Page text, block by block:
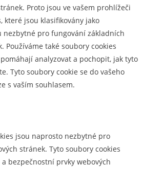
Proto jsou ve vašem prohlížeči
které jsou klasifikovány jako
nezbytné pro fungování základních
Používáme také soubory cookies
analyzovat a pochopit, jak tyto
Tyto soubory cookie se do vašeho
s vaším souhlasem.
jsou naprosto nezbytné pro
stránek. Tyto soubory cookies
bezpečnostní prvky webových